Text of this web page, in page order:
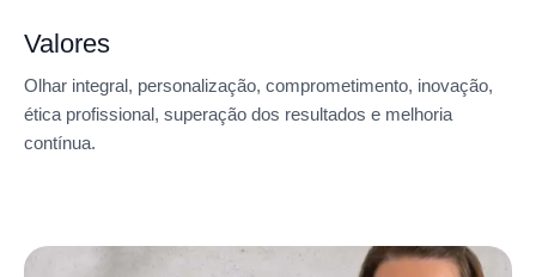
Valores
Olhar integral, personalização, comprometimento, inovação,
ética profissional, superação dos resultados e melhoria
contínua.